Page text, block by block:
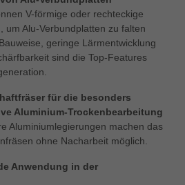
V-förmige oder rechteckige
um Alu-Verbundplatten zu falten
geringe Lärmentwicklung
sind die Top-Features
für die besonders
Aluminium-Trockenbearbeitung
Aluminiumlegierungen machen das
ohne Nacharbeit möglich.
Anwendung in der